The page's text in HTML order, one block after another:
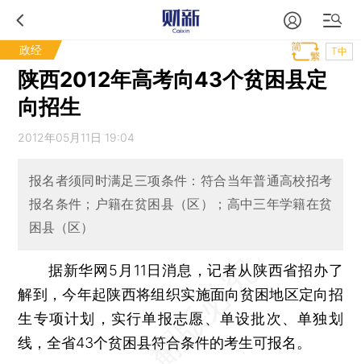
政经 T中
陕西2012年高考向43个贫困县定
向招生
2012年05月11日 19:04
报名者须同时满足三项条件：符合当年普通高校招考
报名条件；户籍在贫困县（区）；高中三年学籍在贫
困县（区）
据新华网5月11日消息，记者从陕西省招办了
解到，今年起陕西将组织实施面向贫困地区定向招
生专项计划，实行单报志愿、单设批次、单独划
线，全省43个贫困县符合条件的考生可报名。